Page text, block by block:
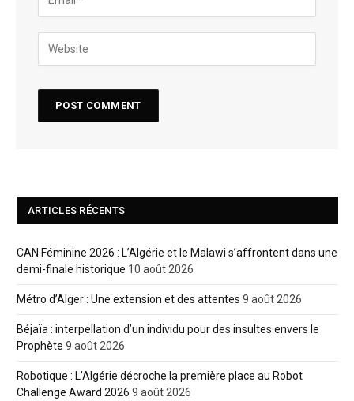
ARTICLES RÉCENTS
CAN Féminine 2026 : L’Algérie et le Malawi s’affrontent dans une
demi-finale historique 10 août 2026
Métro d’Alger : Une extension et des attentes 9 août 2026
Béjaïa : interpellation d’un individu pour des insultes envers le
Prophète 9 août 2026
Robotique : L’Algérie décroche la première place au Robot
Challenge Award 2026 9 août 2026